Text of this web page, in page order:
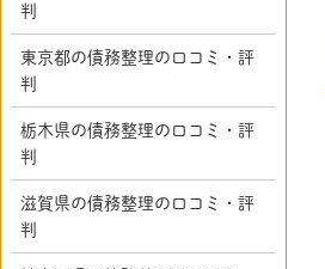
判
東京都の債務整理の口コミ・評
判
栃木県の債務整理の口コミ・評
判
滋賀県の債務整理の口コミ・評
判